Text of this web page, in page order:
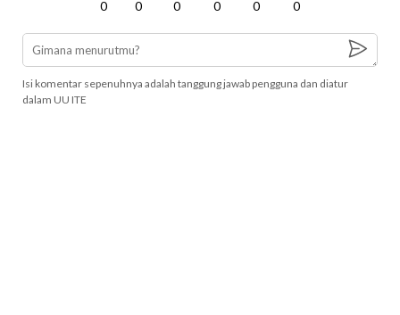
0 0 0 0 0 0
Isi komentar sepenuhnya adalah tanggung jawab pengguna dan diatur
dalam UU ITE